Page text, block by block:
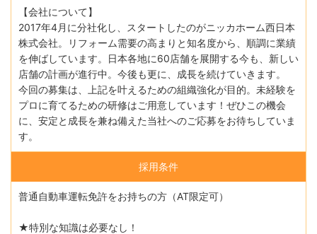
【会社について】
2017年4月に分社化し、スタートしたのがニッカホーム西日本
株式会社。リフォーム需要の高まりと知名度から、順調に業績
を伸ばしています。日本各地に60店舗を展開する今も、新しい
店舗の計画が進行中。今後も更に、成長を続けていきます。
今回の募集は、上記を叶えるための組織強化が目的。未経験を
プロに育てるための研修はご用意しています！ぜひこの機会
に、安定と成長を兼ね備えた当社へのご応募をお待ちしていま
す。
採用条件
普通自動車運転免許をお持ちの方（AT限定可）
★特別な知識は必要なし！